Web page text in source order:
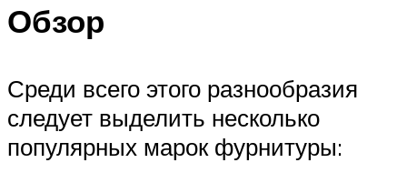
Обзор
Среди всего этого разнообразия
следует выделить несколько
популярных марок фурнитуры: